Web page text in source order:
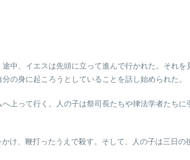
中、イエスは先頭に立って進んで行かれた。それ
の身に起ころうとしていることを話し始められた。
上って行く。人の子は祭司長たちや律法学者たち
け、鞭打ったうえで殺す。そして、人の子は三日の